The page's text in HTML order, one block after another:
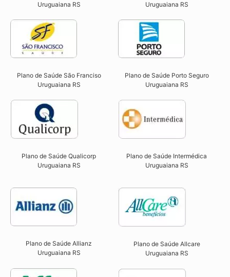
Uruguaiana RS
Uruguaiana RS
Plano de Saúde São Franciso
Uruguaiana RS​
Plano de Saúde Porto Seguro
Uruguaiana RS​
Plano de Saúde Qualicorp
Uruguaiana RS​
Plano de Saúde Intermédica
Uruguaiana RS
Plano de Saúde Allianz
Uruguaiana RS​
Plano de Saúde Allcare
Uruguaiana RS​